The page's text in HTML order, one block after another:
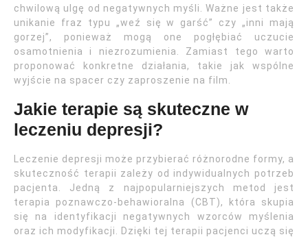
chwilową ulgę od negatywnych myśli. Ważne jest także
unikanie fraz typu „weź się w garść” czy „inni mają
gorzej”, ponieważ mogą one pogłębiać uczucie
osamotnienia i niezrozumienia. Zamiast tego warto
proponować konkretne działania, takie jak wspólne
wyjście na spacer czy zaproszenie na film.
Jakie terapie są skuteczne w
leczeniu depresji?
Leczenie depresji może przybierać różnorodne formy, a
skuteczność terapii zależy od indywidualnych potrzeb
pacjenta. Jedną z najpopularniejszych metod jest
terapia poznawczo-behawioralna (CBT), która skupia
się na identyfikacji negatywnych wzorców myślenia
oraz ich modyfikacji. Dzięki tej terapii pacjenci uczą się